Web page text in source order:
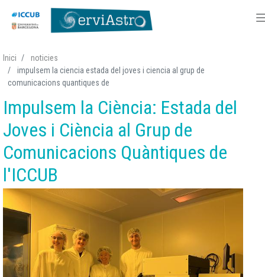
al
Inici
noticies
impulsem la ciencia estada del joves i ciencia al grup de
comunicacions quantiques de
Impulsem la Ciència: Estada del
Joves i Ciència al Grup de
Comunicacions Quàntiques de
l'ICCUB